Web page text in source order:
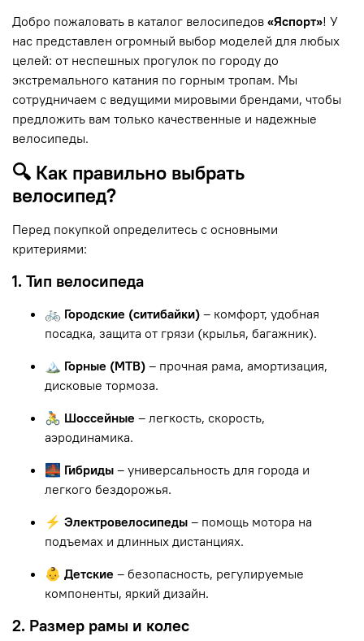
Добро пожаловать в каталог велосипедов «Яспорт»! У
нас представлен огромный выбор моделей для любых
целей: от неспешных прогулок по городу до
экстремального катания по горным тропам. Мы
сотрудничаем с ведущими мировыми брендами, чтобы
предложить вам только качественные и надежные
велосипеды.
🔍 Как правильно выбрать
велосипед?
Перед покупкой определитесь с основными
критериями:
1. Тип велосипеда
🚲 Городские (ситибайки) – комфорт, удобная
посадка, защита от грязи (крылья, багажник).
🏔 Горные (MTB) – прочная рама, амортизация,
дисковые тормоза.
🚴 Шоссейные – легкость, скорость,
аэродинамика.
🌉 Гибриды – универсальность для города и
легкого бездорожья.
⚡ Электровелосипеды – помощь мотора на
подъемах и длинных дистанциях.
👶 Детские – безопасность, регулируемые
компоненты, яркий дизайн.
2. Размер рамы и колес